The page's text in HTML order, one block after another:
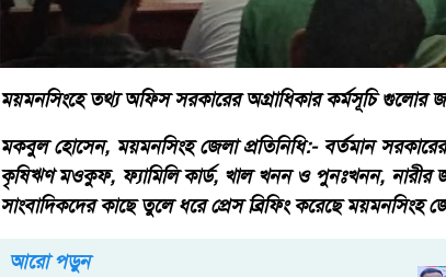
ময়মনসিংহে তথ্য অফিস সরকারের অগ্রাধিকার কর্মসূচি গুলোর
মকবুল হোসেন, ময়মনসিংহ জেলা প্রতিনিধি:- বর্তমান সরকারের
কৃষিঋণ মওকুফ, ফ্যামিলি কার্ড, খাল খনন ও পুনঃখনন, নারীর
সাংবাদিকদের কাছে তুলে ধরে প্রেস ব্রিফিং করেছে ময়মনসিংহ
আরো পড়ুন